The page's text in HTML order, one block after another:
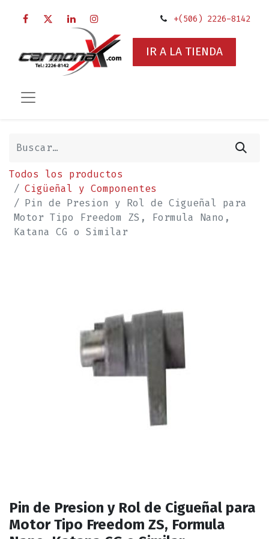
+(506) 2226-8142
IR A LA TIENDA
Todos los productos
Cigüeñal y Componentes
Pin de Presion y Rol de Cigueñal para
Motor Tipo Freedom ZS, Formula Nano,
Katana CG o Similar
Pin de Presion y Rol de Cigueñal para
Motor Tipo Freedom ZS, Formula